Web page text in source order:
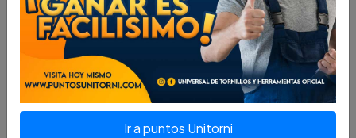
Cotízalo
Ir a puntos Unitorni